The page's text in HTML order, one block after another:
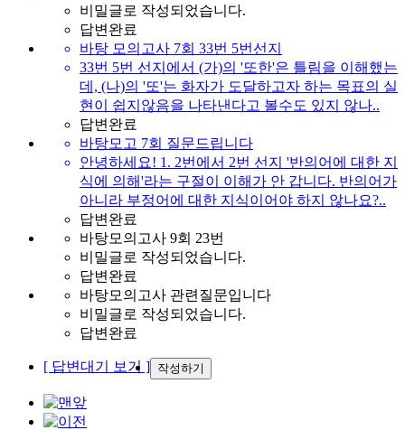
비밀글로 작성되었습니다.
답변완료
바탕 모의고사 7회 33번 5번선지
33번 5번 선지에서 (가)의 '또한'은 틀림을 이해했는
데, (나)의 '또'는 화자가 도달하고자 하는 목표의 실
현이 쉽지않음을 나타낸다고 볼수도 있지 않나..
답변완료
바탕모고 7회 질문드립니다
안녕하세요! 1. 2번에서 2번 선지 '반의어에 대한 지
식에 의해'라는 구절이 이해가 안 갑니다. 반의어가
아니라 부정어에 대한 지식이어야 하지 않나요?..
답변완료
바탕모의고사 9회 23번
비밀글로 작성되었습니다.
답변완료
바탕모의고사 관련질문입니다
비밀글로 작성되었습니다.
답변완료
[ 답변대기 보기 ] 작성하기